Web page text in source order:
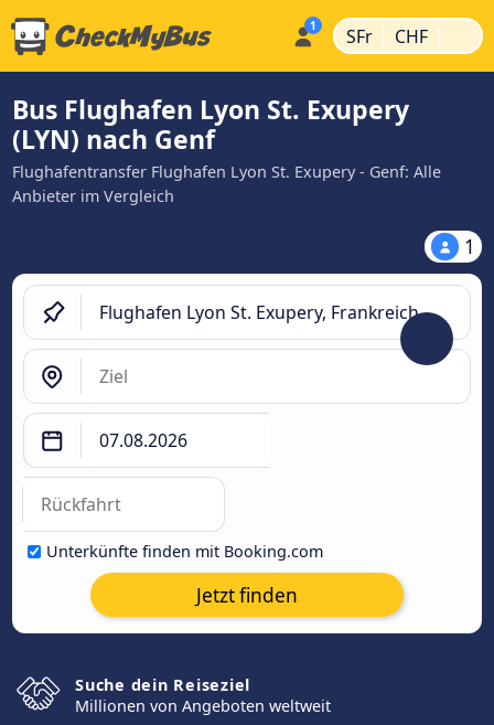
SFr | CHF |
Bus Flughafen Lyon St. Exupery
(LYN) nach Genf
Flughafentransfer Flughafen Lyon St. Exupery - Genf: Alle
Anbieter im Vergleich
1
Unterkünfte finden mit Booking.com
Jetzt finden
Suche dein Reiseziel
Millionen von Angeboten weltweit